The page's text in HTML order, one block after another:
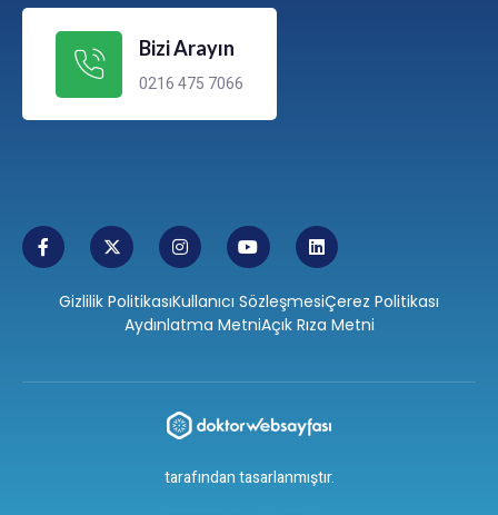
Bizi Arayın
0216 475 7066
Gizlilik PolitikasıKullanıcı SözleşmesiÇerez Politikası
Aydınlatma MetniAçık Rıza Metni
tarafından tasarlanmıştır.